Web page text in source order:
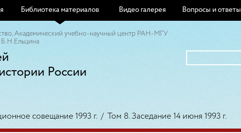
Библиотека материалов Видео галерея Вопросы и ответы
Академический учебно-научный центр РАН-МГУ
Б.Н.Ельцина
России
совещание 1993 г./ Том 8. Заседание 14 июня 1993 г.